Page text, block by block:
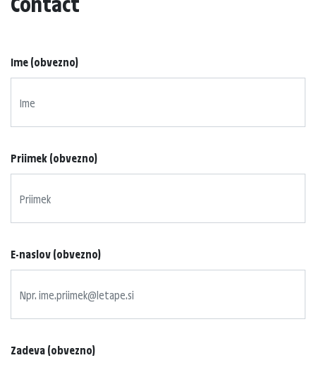
Ime (obvezno)
Priimek (obvezno)
E-naslov (obvezno)
Zadeva (obvezno)